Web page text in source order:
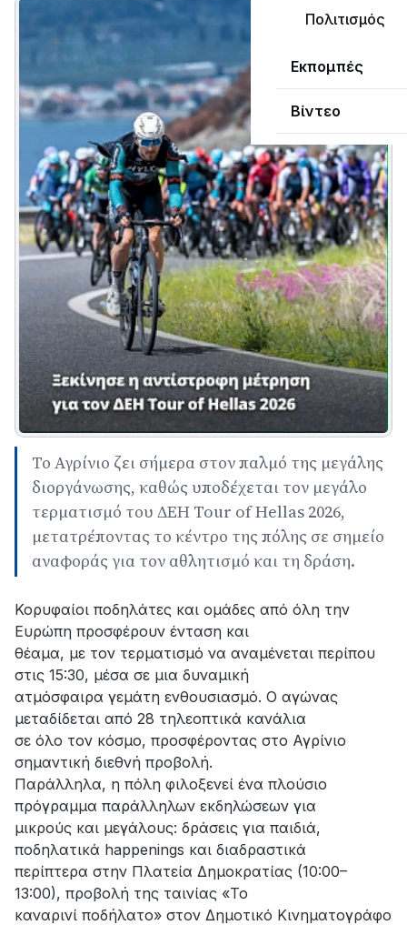
Πολιτισμός
Εκπομπές
Βίντεο
Το Αγρίνιο ζει σήμερα στον παλμό της μεγάλης
διοργάνωσης, καθώς υποδέχεται τον μεγάλο
τερματισμό του ΔΕΗ Tour of Hellas 2026,
μετατρέποντας το κέντρο της πόλης σε σημείο
αναφοράς για τον αθλητισμό και τη δράση.
Κορυφαίοι ποδηλάτες και ομάδες από όλη την
Ευρώπη προσφέρουν ένταση και
θέαμα, με τον τερματισμό να αναμένεται περίπου
στις 15:30, μέσα σε μια δυναμική
ατμόσφαιρα γεμάτη ενθουσιασμό. Ο αγώνας
μεταδίδεται από 28 τηλεοπτικά κανάλια
σε όλο τον κόσμο, προσφέροντας στο Αγρίνιο
σημαντική διεθνή προβολή.
Παράλληλα, η πόλη φιλοξενεί ένα πλούσιο
πρόγραμμα παράλληλων εκδηλώσεων για
μικρούς και μεγάλους: δράσεις για παιδιά,
ποδηλατικά happenings και διαδραστικά
περίπτερα στην Πλατεία Δημοκρατίας (10:00–
13:00), προβολή της ταινίας «Το
καναρινί ποδήλατο» στον Δημοτικό Κινηματογράφο